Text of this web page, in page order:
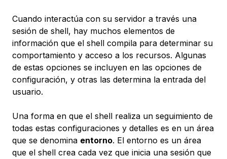
Cuando interactúa con su servidor a través una
sesión de shell, hay muchos elementos de
información que el shell compila para determinar su
comportamiento y acceso a los recursos. Algunas
de estas opciones se incluyen en las opciones de
configuración, y otras las determina la entrada del
usuario.
Una forma en que el shell realiza un seguimiento de
todas estas configuraciones y detalles es en un área
que se denomina entorno. El entorno es un área
que el shell crea cada vez que inicia una sesión que